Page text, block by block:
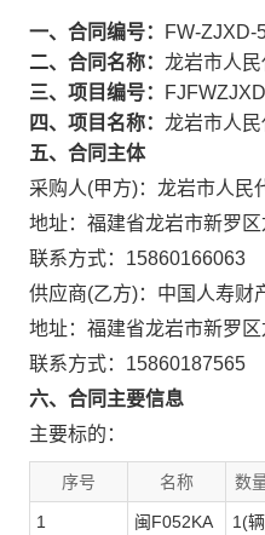
一、合同编号：
FW-ZJXD-
二、合同名称： 龙岩市人
三、项目编号：
四、项目名称： 龙岩市人
五、合同主体
采购人(甲方)：龙岩市人民
地址：福建省龙岩市新罗
联系方式：15860166063
供应商(乙方)：中国人寿财
地址：福建省龙岩市新罗
联系方式：15860187565
六、合同主要信息
主要标的：
序号 名称 数
1 闽F052KA 1(